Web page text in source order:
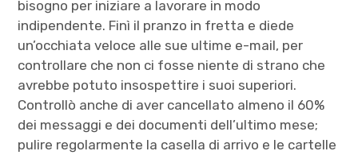
bisogno per iniziare a lavorare in modo
indipendente. Finì il pranzo in fretta e diede
un’occhiata veloce alle sue ultime e-mail, per
controllare che non ci fosse niente di strano che
avrebbe potuto insospettire i suoi superiori.
Controllò anche di aver cancellato almeno il 60%
dei messaggi e dei documenti dell’ultimo mese;
pulire regolarmente la casella di arrivo e le cartelle